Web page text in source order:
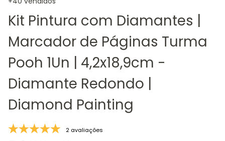
Kit Pintura com Diamantes |
Marcador de Páginas Turma
Pooh 1Un | 4,2x18,9cm -
Diamante Redondo |
Diamond Painting
2 avaliações